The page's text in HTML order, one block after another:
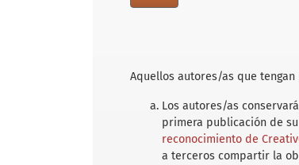
Aquellos autores/as que
Los autores/as
primera publicación de
reconocimiento de
a terceros compartir la